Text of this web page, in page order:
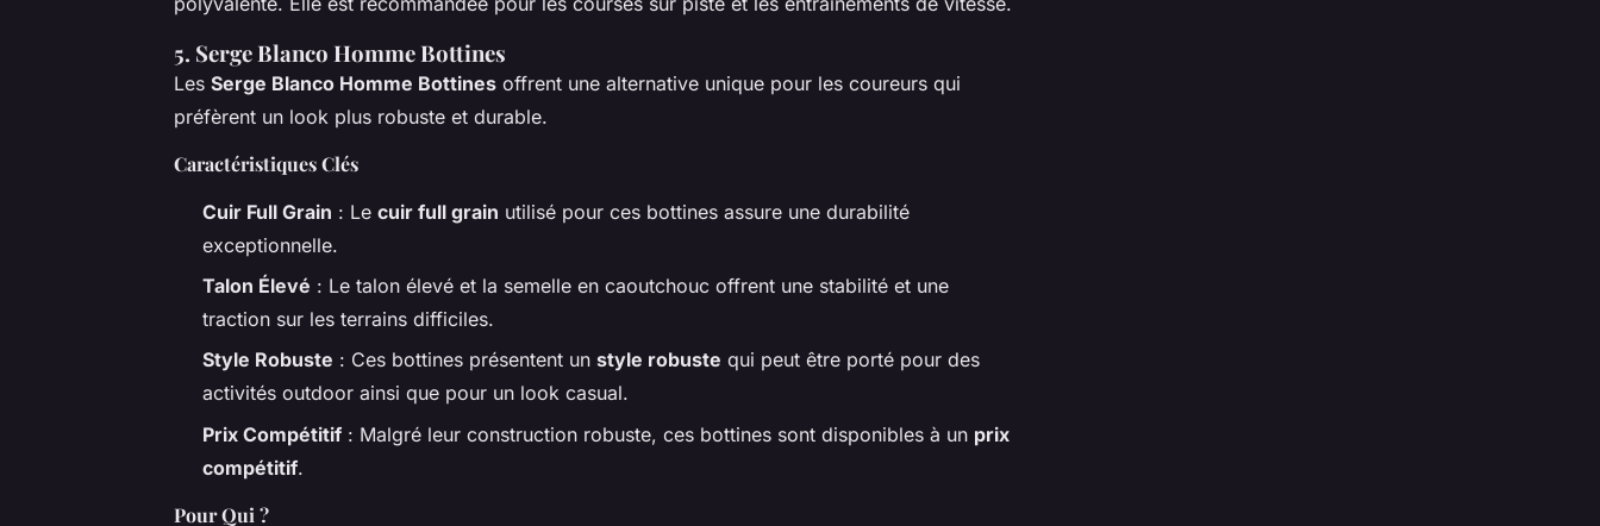
5. Serge Blanco Homme Bottines
Les Serge Blanco Homme Bottines offrent une alternative unique pour les coureurs qui
préfèrent un look plus robuste et durable.
Caractéristiques Clés
Cuir Full Grain : Le cuir full grain utilisé pour ces bottines assure une durabilité
exceptionnelle.
Talon Élevé : Le talon élevé et la semelle en caoutchouc offrent une stabilité et une
traction sur les terrains difficiles.
Style Robuste : Ces bottines présentent un style robuste qui peut être porté pour des
activités outdoor ainsi que pour un look casual.
Prix Compétitif : Malgré leur construction robuste, ces bottines sont disponibles à un prix
compétitif.
Pour Qui ?